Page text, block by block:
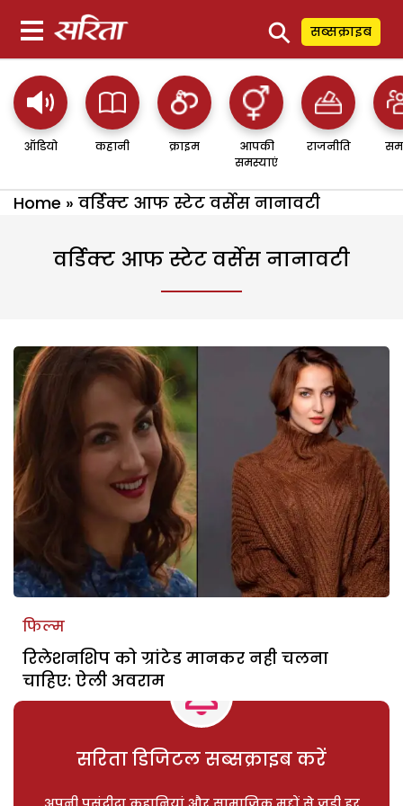
⚲ सब्सक्राइब
ऑडियो कहानी क्राइम
आपकी
समस्याएं
राजनीति
Home » वर्डिक्ट आफ स्टेट वर्सेस नानावटी
वर्डिक्ट आफ स्टेट वर्सेस नानावटी
फिल्म
रिलेशनशिप को ग्रांटेड मानकर नही चलना
चाहिए: ऐली अवराम
सरिता डिजिटल सब्सक्राइब करें